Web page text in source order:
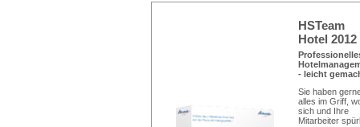
HSTeam
Hotel 2012
- leicht
Sie haben
alles im Griff,
sich und Ihre
Mitarbeiter